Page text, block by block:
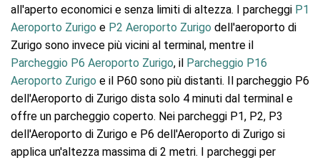
all'aperto economici e senza limiti di altezza. I parcheggi P1
Aeroporto Zurigo e P2 Aeroporto Zurigo dell'aeroporto di
Zurigo sono invece più vicini al terminal, mentre il
Parcheggio P6 Aeroporto Zurigo, il Parcheggio P16
Aeroporto Zurigo e il P60 sono più distanti. Il parcheggio P6
dell'Aeroporto di Zurigo dista solo 4 minuti dal terminal e
offre un parcheggio coperto. Nei parcheggi P1, P2, P3
dell'Aeroporto di Zurigo e P6 dell'Aeroporto di Zurigo si
applica un'altezza massima di 2 metri. I parcheggi per